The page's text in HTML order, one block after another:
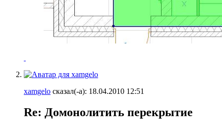
xamgelo сказал(-а): 18.04.2010 12:51
Re: Домонолитить перекрытие